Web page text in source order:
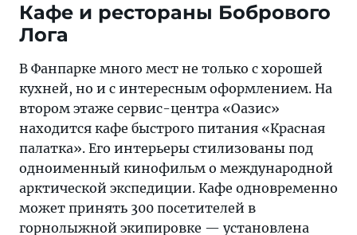
Кафе и рестораны Бобрового
Лога
В Фанпарке много мест не только с хорошей
кухней, но и с интересным оформлением. На
втором этаже сервис-центра «Оазис»
находится кафе быстрого питания «Красная
палатка». Его интерьеры стилизованы под
одноименный кинофильм о международной
арктической экспедиции. Кафе одновременно
может принять 300 посетителей в
горнолыжной экипировке — установлена